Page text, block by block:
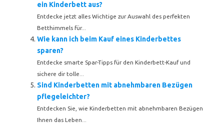
ein Kinderbett aus?
Entdecke jetzt alles Wichtige zur Auswahl des perfekten
Betthimmels für...
Wie kann ich beim Kauf eines Kinderbettes
sparen?
Entdecke smarte Spar-Tipps für den Kinderbett-Kauf und
sichere dir tolle...
Sind Kinderbetten mit abnehmbaren Bezügen
pflegeleichter?
Entdecken Sie, wie Kinderbetten mit abnehmbaren Bezügen
Ihnen das Leben...